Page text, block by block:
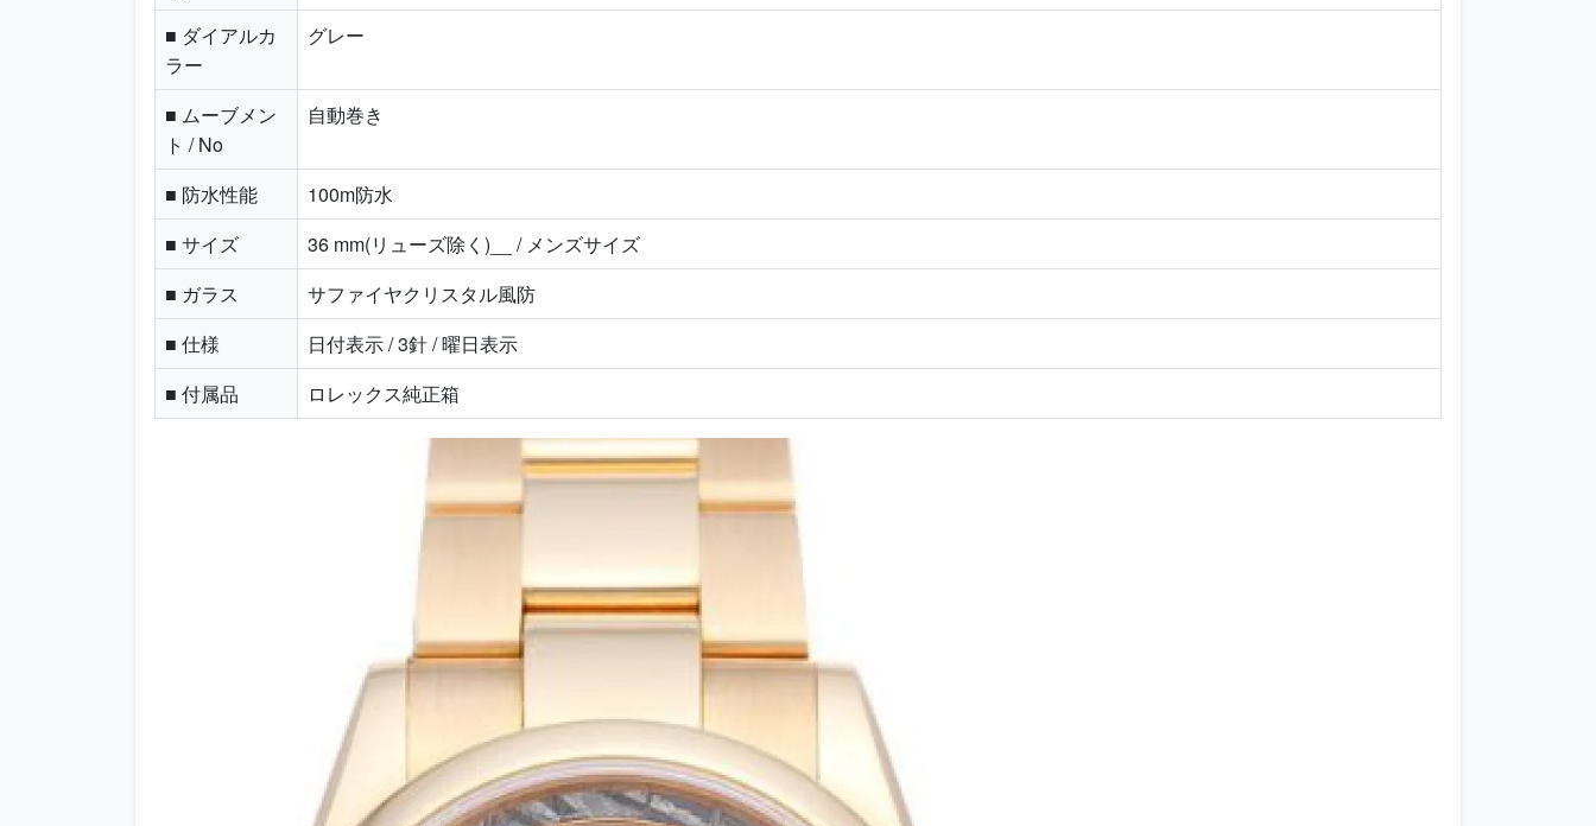
■ ダイアルカ
ラー
グレー
■ ムーブメン
ト / No
自動巻き
■ 防水性能
100m防水
■ サイズ
36 mm(リューズ除く)__ / メンズサイズ
■ ガラス
サファイヤクリスタル風防
■ 仕様
日付表示 / 3針 / 曜日表示
■ 付属品
ロレックス純正箱